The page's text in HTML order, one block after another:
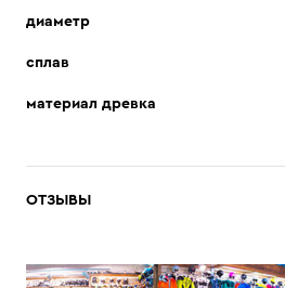
диаметр
сплав
материал древка
ОТЗЫВЫ